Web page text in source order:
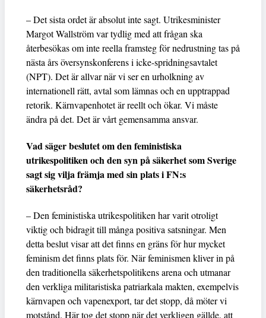
– Det sista ordet är absolut inte sagt. Utrikesminister
Margot Wallström var tydlig med att frågan ska
återbesökas om inte reella framsteg för nedrustning tas på
nästa års översynskonferens i icke-spridningsavtalet
(NPT). Det är allvar när vi ser en urholkning av
internationell rätt, avtal som lämnas och en upptrappad
retorik. Kärnvapenhotet är reellt och ökar. Vi måste
ändra på det. Det är vårt gemensamma ansvar.
Vad säger beslutet om den feministiska
utrikespolitiken och den syn på säkerhet som Sverige
sagt sig vilja främja med sin plats i FN:s
säkerhetsråd?
– Den feministiska utrikespolitiken har varit otroligt
viktig och bidragit till många positiva satsningar. Men
detta beslut visar att det finns en gräns för hur mycket
feminism det finns plats för. När feminismen kliver in på
den traditionella säkerhetspolitikens arena och utmanar
den verkliga militaristiska patriarkala makten, exempelvis
kärnvapen och vapenexport, tar det stopp, då möter vi
motstånd. Här tog det stopp när det verkligen gällde, att